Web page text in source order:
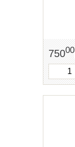
75000